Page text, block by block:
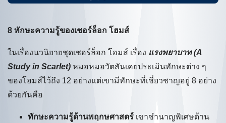
8 ทักษะความรู้ของเชอร์ล็อก โฮมส์
ในเรื่องนวนิยายชุดเชอร์ล็อก โฮมส์ เรื่อง แรงพยาบาท (A
Study in Scarlet) หมอหมอวัตสันเคยประเมินทักษะต่าง ๆ
ของโฮมส์ไว้ถึง 12 อย่างแต่เขามีทักษะที่เชี่ยวชาญอยู่ 8 อย่าง
ด้วยกันคือ
ทักษะความรู้ด้านพฤกษศาสตร์ เขาชำนาญพิเศษด้าน